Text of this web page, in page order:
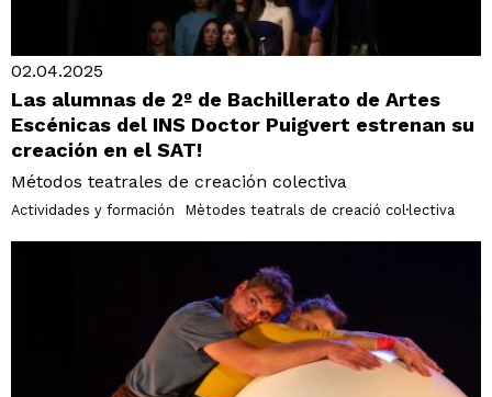
02.04.2025
Las alumnas de 2º de Bachillerato de Artes
Escénicas del INS Doctor Puigvert estrenan su
creación en el SAT!
Métodos teatrales de creación colectiva
Actividades y formación Mètodes teatrals de creació col·lectiva